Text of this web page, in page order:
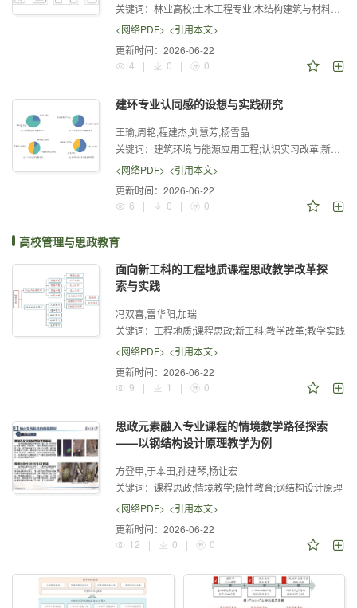
关键词： 林业高校;土木工程专业;木结构建筑与材料专业;木结构;实验教学
<网络PDF> <引用本文>
更新时间： 2026-06-22
4
| 0 | 0
建环专业认同感的设想与实践研究
王瑜,周艳,程建杰,刘慧芳,杨雪晶
关键词： 建筑环境与能源应用工程;认识实习改革;新生;专业认同
<网络PDF> <引用本文>
更新时间： 2026-06-22
6
| 0 | 0
高校管理与思政教育
面向新工科的工程地质课程思政教学改革探
索与实践
冯双喜,雷华阳,加瑞
关键词： 工程地质;课程思政;新工科;教学改革;教学实践
<网络PDF> <引用本文>
更新时间： 2026-06-22
9
| 1 | 0
思政元素融入专业课程的情境教学路径探索
——以钢结构设计原理教学为例
方登甲,于本田,孙建琴,杨让宏
关键词： 课程思政;情境教学;隐性教育;钢结构设计原理
<网络PDF> <引用本文>
更新时间： 2026-06-22
12
| 0 | 0